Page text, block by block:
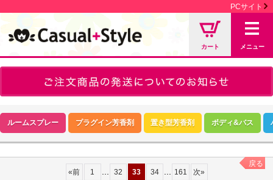
PCサイト
カート メニュー
ルームスプレー プラグイン芳香剤 置き型芳香剤 ボディ&バス
戻る
«前 1 32 33 34 161 次»